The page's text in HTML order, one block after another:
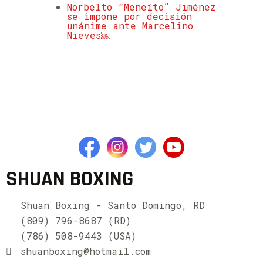
Norbelto “Meneíto” Jiménez
se impone por decisión
unánime ante Marcelino
Nieves￼
SHUAN BOXING
Shuan Boxing - Santo Domingo, RD
(809) 796-8687 (RD)
(786) 508-9443 (USA)
shuanboxing@hotmail.com